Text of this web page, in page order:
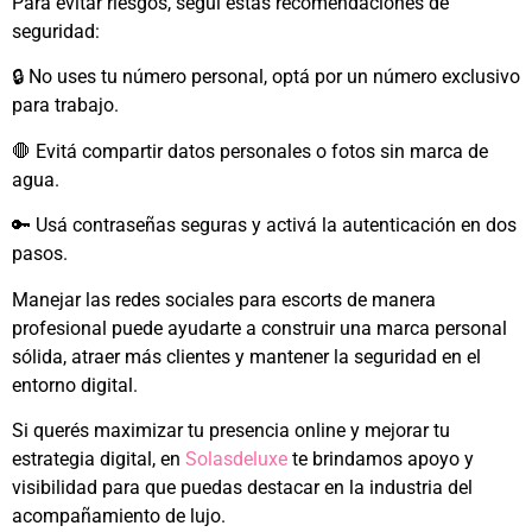
seguridad:
🔒 No uses tu número personal, optá por un número exclusivo
para trabajo.
🛑 Evitá compartir datos personales o fotos sin marca de
agua.
🔑 Usá contraseñas seguras y activá la autenticación en dos
pasos.
Manejar las redes sociales para escorts de manera
profesional puede ayudarte a construir una marca personal
sólida, atraer más clientes y mantener la seguridad en el
entorno digital.
Si querés maximizar tu presencia online y mejorar tu
estrategia digital, en Solasdeluxe te brindamos apoyo y
visibilidad para que puedas destacar en la industria del
acompañamiento de lujo.